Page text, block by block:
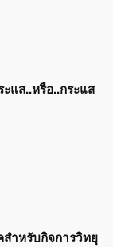
แส..หรือ..กระแส
ำหรับกิจการวิทยุ